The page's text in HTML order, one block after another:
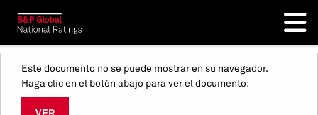
Este documento no se puede mostrar en su navegador.
Haga clic en el botón abajo para ver el documento:
VER